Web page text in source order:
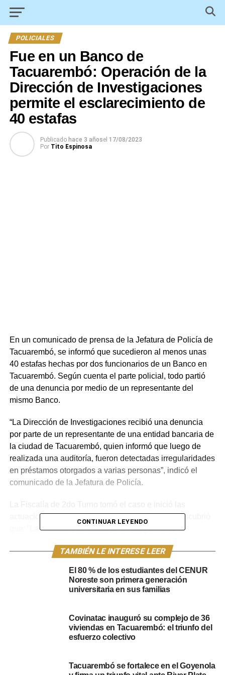
POLICIALES
Fue en un Banco de
Tacuarembó: Operación de la
Dirección de Investigaciones
permite el esclarecimiento de
40 estafas
Publicado hace 3 añosel 17/08/2023
Por Tito Espinosa
En un comunicado de prensa de la Jefatura de Policía de
Tacuarembó, se informó que sucedieron al menos unas
40 estafas hechas por dos funcionarios de un Banco en
Tacuarembó. Según cuenta el parte policial, todo partió
de una denuncia por medio de un representante del
mismo Banco.
“La Dirección de Investigaciones recibió una denuncia
por parte de un representante de una entidad bancaria de
la ciudad de Tacuarembó, quien informó que luego de
realizada una auditoría, fueron detectadas irregularidades
en préstamos otorgados a varias personas”, indicó el
comunicado de la Jefatura de Policía.
actuaciones que según las investigaciones se descubrió
que: ”La maniobra consistía en el otorgamiento de
el departamento de Paysandú. En cuanto al modus
documentación de las víctimas y falsificaba firmas, a su
vez, en otro sector un empleado autenticaba dicha
ser debitado a nombre de una empresa. Los montos
solicitados eran entre 90.000 y 120.000 pesos uruguayos
y las víctimas fueron más de 40”.
Magistrado Letrado de 1.er. Turno se dispuso
CONTINUAR LEYENDO
TAMBIÉN LE INTERESE LEER
El 80 % de los estudiantes del CENUR
Noreste son primera generación
universitaria en sus familias
Covinatac inauguró su complejo de 36
viviendas en Tacuarembó: el triunfo del
esfuerzo colectivo
Tacuarembó se fortalece en el Goyenola